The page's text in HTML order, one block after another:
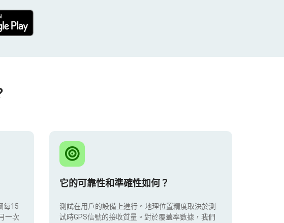
每15
一次
它的可靠性和準確性如何？
測試在用戶的設備上進行。地理位置精度取決於測
試時GPS信號的接收質量。對於覆蓋率數據，我們